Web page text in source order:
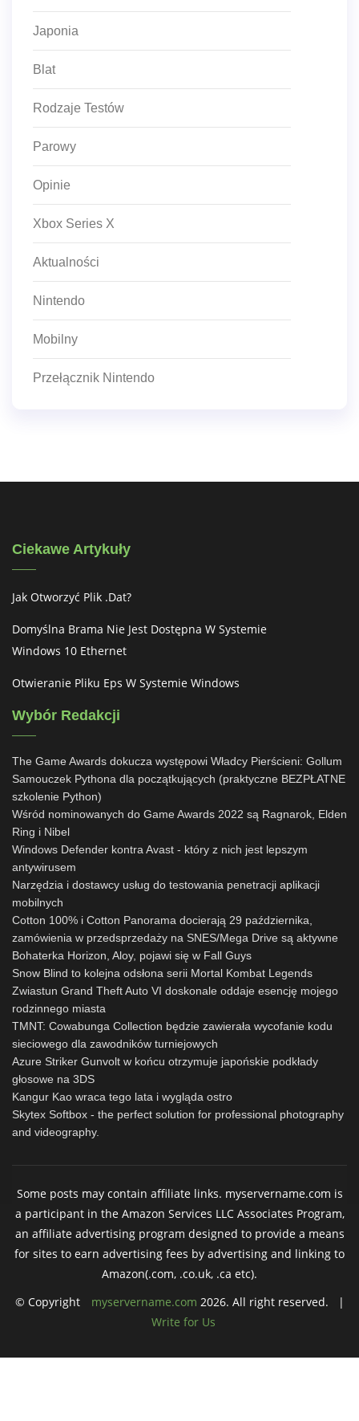
Japonia
Blat
Rodzaje Testów
Parowy
Opinie
Xbox Series X
Aktualności
Nintendo
Mobilny
Przełącznik Nintendo
Ciekawe Artykuły
Jak Otworzyć Plik .dat?
Domyślna Brama Nie Jest Dostępna W Systemie
Windows 10 Ethernet
Otwieranie Pliku Eps W Systemie Windows
Wybór Redakcji
The Game Awards dokucza występowi Władcy Pierścieni: Gollum
Samouczek Pythona dla początkujących (praktyczne BEZPŁATNE
szkolenie Python)
Wśród nominowanych do Game Awards 2022 są Ragnarok, Elden
Ring i Nibel
Windows Defender kontra Avast - który z nich jest lepszym
antywirusem
Narzędzia i dostawcy usług do testowania penetracji aplikacji
mobilnych
Cotton 100% i Cotton Panorama docierają 29 października,
zamówienia w przedsprzedaży na SNES/Mega Drive są aktywne
Bohaterka Horizon, Aloy, pojawi się w Fall Guys
Snow Blind to kolejna odsłona serii Mortal Kombat Legends
Zwiastun Grand Theft Auto VI doskonale oddaje esencję mojego
rodzinnego miasta
TMNT: Cowabunga Collection będzie zawierała wycofanie kodu
sieciowego dla zawodników turniejowych
Azure Striker Gunvolt w końcu otrzymuje japońskie podkłady
głosowe na 3DS
Kangur Kao wraca tego lata i wygląda ostro
Skytex Softbox - the perfect solution for professional photography
and videography.
Some posts may contain affiliate links. myservername.com is
a participant in the Amazon Services LLC Associates Program,
an affiliate advertising program designed to provide a means
for sites to earn advertising fees by advertising and linking to
Amazon(.com, .co.uk, .ca etc).
© Copyright
myservername.com 2026. All right reserved. |
Write for Us